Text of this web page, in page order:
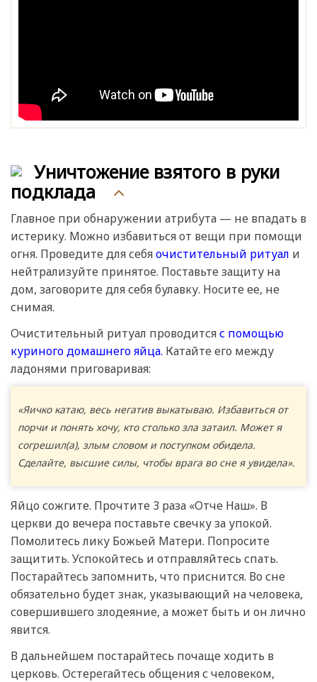
Уничтожение взятого в руки
подклада
Главное при обнаружении атрибута — не впадать в
истерику. Можно избавиться от вещи при помощи
огня. Проведите для себяочистительный ритуал и
нейтрализуйте принятое. Поставьте защиту на
дом, заговорите для себя булавку. Носите ее, не
снимая.
Очистительный ритуал проводитсяс помощью
куриного домашнего яйца. Катайте его между
ладонями приговаривая:
«Яичко катаю, весь негатив выкатываю. Избавиться от
порчи и понять хочу, кто столько зла затаил. Может я
согрешил(а), злым словом и поступком обидела.
Сделайте, высшие силы, чтобы врага во сне я увидела».
Яйцо сожгите. Прочтите 3 раза «Отче Наш». В
церкви до вечера поставьте свечку за упокой.
Помолитесь лику Божьей Матери. Попросите
защитить. Успокойтесь и отправляйтесь спать.
Постарайтесь запомнить, что приснится. Во сне
обязательно будет знак, указывающий на человека,
совершившего злодеяние, а может быть и он лично
явится.
В дальнейшем постарайтесь почаще ходить в
церковь. Остерегайтесь общения с человеком,